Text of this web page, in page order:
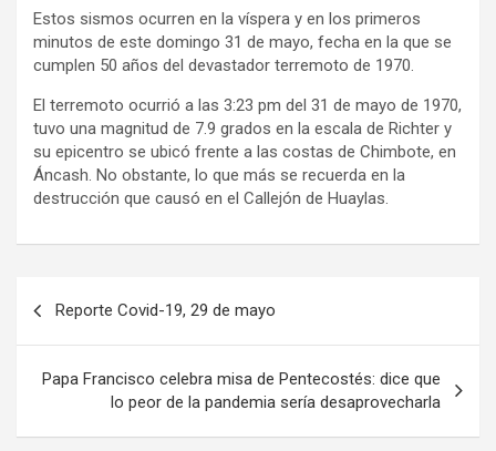
Estos sismos ocurren en la víspera y en los primeros
minutos de este domingo 31 de mayo, fecha en la que se
cumplen 50 años del devastador terremoto de 1970.
El terremoto ocurrió a las 3:23 pm del 31 de mayo de 1970,
tuvo una magnitud de 7.9 grados en la escala de Richter y
su epicentro se ubicó frente a las costas de Chimbote, en
Áncash. No obstante, lo que más se recuerda en la
destrucción que causó en el Callejón de Huaylas.
entradas
Reporte Covid-19, 29 de mayo
Papa Francisco celebra misa de Pentecostés: dice que
lo peor de la pandemia sería desaprovecharla